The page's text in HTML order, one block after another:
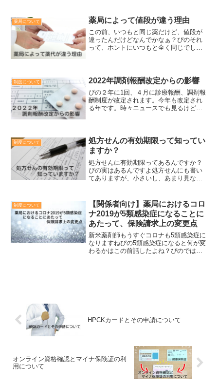
のですが、結論から言うと、両方を同時
に使うことはできません。...
薬局について 薬局によって値段が違う理由
この前、いつもと同じ薬だけど、値段が
違ったんだけどなんでかなぁ？ぴのそれ
って、ホントにいつもと全く同じでした
ても違う場合もあるし、値...
制度について 2022年調剤報酬改定からの影響
ぴの２年に1回、４月に診療報酬、調剤報
酬制度が改定されます。今年も改定され
る年です。時々ニュースでも見るけど、
くいと思いますぴのそこ...
制度について
処方せんの有効期限って知ってい
ますか？
処方せんに有効期限ってあるんですか？
ぴの実はあるんですよ処方せんにも書い
てありますが、小さいし、あまり見ない
で、今年は例えば5/2に処方せんをもらっ
たとして、5/2、5/...
制度について
【関係者向け】薬局におけるコロ
ナ2019が5類感染症になることに
あたって、保険請求上の変更点
新米薬剤師もうすぐコロナも5類感染症に
なりますねぴの5類感染症になると何が変
わるかはこの前話したよね？ぴのでは、
HPCKカードとその申請について
オンライン資格確認とマイナ保険証の利
用について